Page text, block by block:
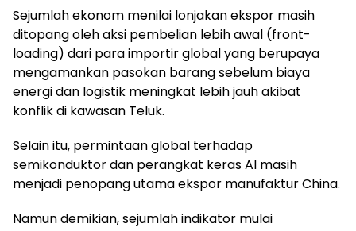
Sejumlah ekonom menilai lonjakan ekspor masih
ditopang oleh aksi pembelian lebih awal (front-
loading) dari para importir global yang berupaya
mengamankan pasokan barang sebelum biaya
energi dan logistik meningkat lebih jauh akibat
konflik di kawasan Teluk.
Selain itu, permintaan global terhadap
semikonduktor dan perangkat keras AI masih
menjadi penopang utama ekspor manufaktur China.
Namun demikian, sejumlah indikator mulai